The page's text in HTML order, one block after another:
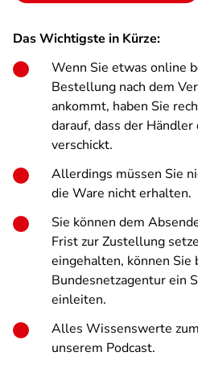
Das Wichtigste in Kürze:
Wenn Sie etwas online
Bestellung nach dem
ankommt, haben Sie
darauf, dass der
verschickt.
Allerdings müssen Sie
die Ware nicht erhalten.
Sie können dem
Frist zur Zustellung
eingehalten, können Sie
Bundesnetzagentur ein
einleiten.
Alles Wissenswerte
unserem Podcast.